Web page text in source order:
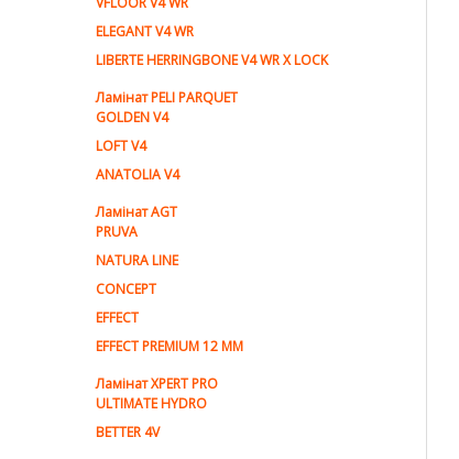
ELEGANT V4 WR
LIBERTE HERRINGBONE V4 WR X LOCK
Ламiнат PELI PARQUET
GOLDEN V4
LOFT V4
ANATOLIA V4
Ламiнат AGT
PRUVA
NATURA LINE
CONCEPT
EFFECT
EFFECT PREMIUM 12 MM
Ламінат XPERT PRO
ULTIMATE HYDRO
BETTER 4V